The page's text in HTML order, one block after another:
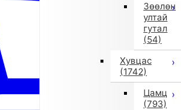
Зөөлөн
ултай
гутал
(54)
Хувцас
(1742)
Цамц
(793)